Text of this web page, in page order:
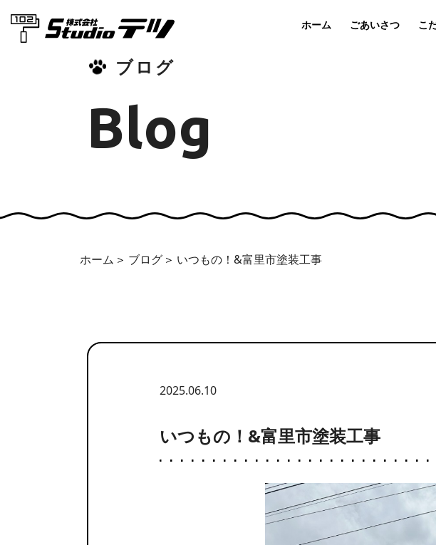
ホーム ごあいさつ こ
ブログ
Blog
ホーム ブログ いつもの！&富里市塗装工事
2025.06.10
いつもの！&富里市塗装工事